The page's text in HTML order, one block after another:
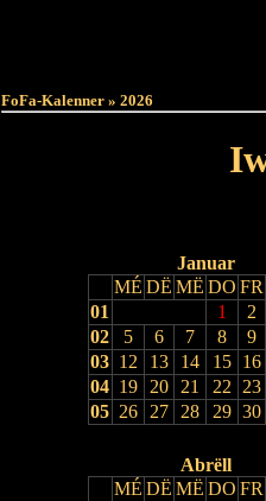
FoFa-Kalenner » 2026
Januar
MÉ DË MË DO FR
01
1
2
02
5 6 7 8
9
03 12 13 14 15
16
04 19 20 21 22
23
05 26 27 28 29 30
Abrëll
MÉ DË MË DO FR